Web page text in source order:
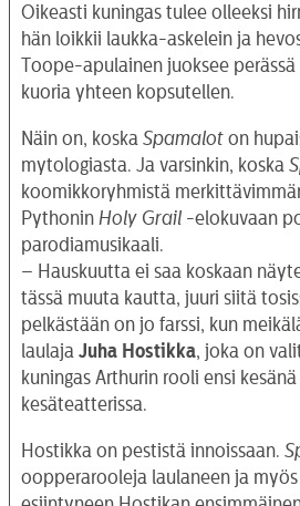
Oikeasti kuningas tulee olleeksi
hän loikkii laukka-askelein ja
Toope-apulainen juoksee
kuoria yhteen kopsutellen.
Näin on, koska Spamalot on
mytologiasta. Ja varsinkin, koska
koomikkoryhmistä
Pythonin Holy Grail -elokuvaan
parodiamusikaali.
– Hauskuutta ei saa koskaan
tässä muuta kautta, juuri siitä
pelkästään on jo farssi, kun
laulaja Juha Hostikka, joka on
kuningas Arthurin rooli ensi
kesäteatterissa.
Hostikka on pestistä innoissaan.
oopperarooleja laulaneen ja